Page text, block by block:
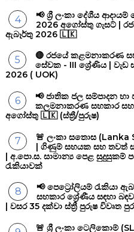
📢 ශ්‍රී ලංකා දේශීය
2026 අගෝස්තු ගැසට් |
ඇබෑර්තු 2026 🇱🇰
🔴 රජයේ කළමනාකරණ
සේවක - III ශ්‍රේණිය | වැඩ
2026 ( UOK)
📢 ජාතික ජල සම්පාදන
කලමනාකරණ සහකාර සහ
අගෝස්තු 🇱🇰 (ස්ත්‍රී/පුරුෂ)
🚨 ලංකා සතොස (Lanka
| ගිණුම් සහයක සහ තවත්
| අ.පො.ස. සාමාන්‍ය පෙළ
රැකියාවක්
📢 පෙට්‍රෝලියම් රැකියා
සහකාර ශ්‍රේණීය සඳහා
| වසර 35 දක්වා ස්ත්‍රී පුරුෂ විවෘත
🚨 ශ්‍රී ලංකා ටෙලිකොම්